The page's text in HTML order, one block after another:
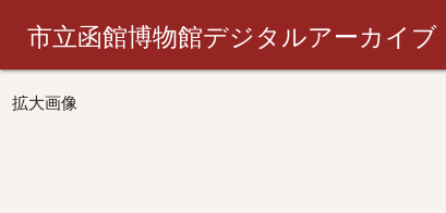
市立函館博物館デジタルアーカイブ
拡大画像